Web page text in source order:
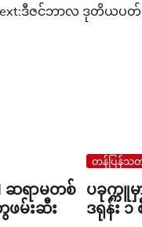
ဒီဇင်ဘာလ ဒုတိယပတ်
ဆရာမတစ်
မ်းဆီး
တန်ပြန်သ
ပခုက္ကူမှ
ဒရုန်း